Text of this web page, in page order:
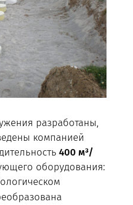
разработаны,
компанией
400 м³/
оборудования: